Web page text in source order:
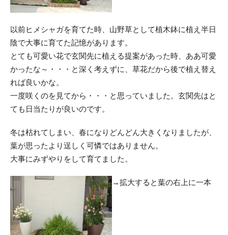
以前ヒメシャガを育てた時、山野草として植木鉢に植え半日
陰で大事に育てた記憶があります。
とても可愛い花で玄関先に植える提案があった時、ああ可愛
かったな～・・・と深く考えずに、草花だから後で植え替え
れば良いかな。
一度咲くのを見てから・・・と思っていました。玄関先はと
ても日当たりが良いのです。
冬は枯れてしまい、春になりどんどん大きくなりましたが、
葉が思ったより逞しく可憐ではありません。
大事にみずやりをして育てました。
→拡大すると葉の右上に一本